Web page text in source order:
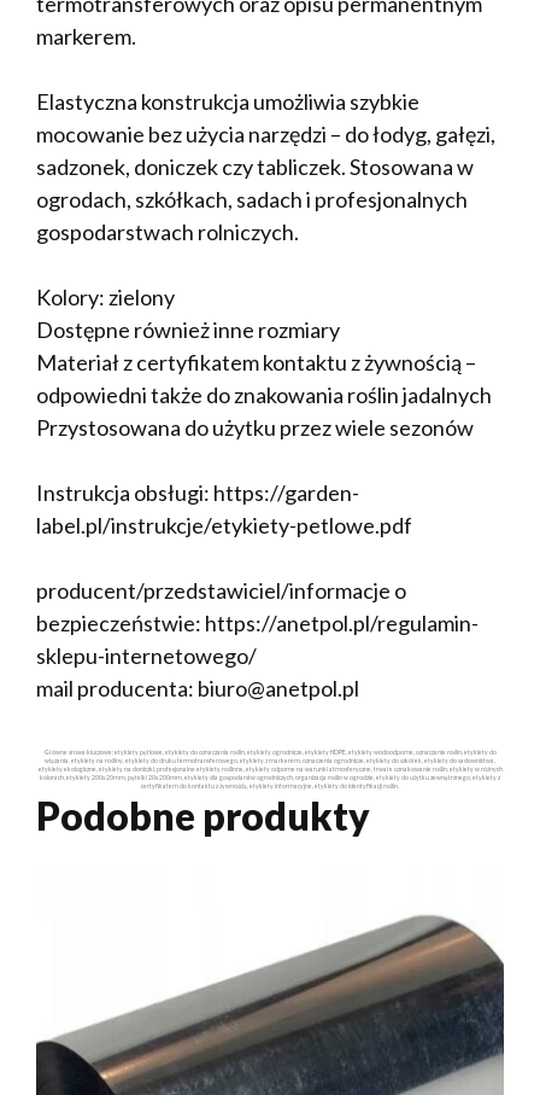
markerem.
Elastyczna konstrukcja umożliwia szybkie
mocowanie bez użycia narzędzi – do łodyg, gałęzi,
sadzonek, doniczek czy tabliczek. Stosowana w
ogrodach, szkółkach, sadach i profesjonalnych
gospodarstwach rolniczych.
Kolory: zielony
Dostępne również inne rozmiary
Materiał z certyfikatem kontaktu z żywnością –
odpowiedni także do znakowania roślin jadalnych
Przystosowana do użytku przez wiele sezonów
Instrukcja obsługi: https://garden-
label.pl/instrukcje/etykiety-petlowe.pdf
producent/przedstawiciel/informacje o
bezpieczeństwie: https://anetpol.pl/regulamin-
sklepu-internetowego/
mail producenta: biuro@anetpol.pl
Główne słowa kluczowe: etykiety pętlowe, etykiety do oznaczania roślin, etykiety ogrodnicze, etykiety HDPE, etykiety wodoodporne, oznaczanie roślin, etykiety do
wiązania, etykiety na rośliny, etykiety do druku termotransferowego, etykiety z markerem, oznaczenia ogrodnicze, etykiety do szkółek, etykiety do sadownictwa,
etykiety ekologiczne, etykiety na doniczki, profesjonalne etykiety roślinne, etykiety odporne na warunki atmosferyczne, trwałe oznakowanie roślin, etykiety w różnych
kolorach, etykiety 200x20mm, pętelki 20x200mm, etykiety dla gospodarstw ogrodniczych, organizacja roślin w ogrodzie, etykiety do użytku zewnętrznego, etykiety z
certyfikatem do kontaktu z żywnością, etykiety informacyjne, etykiety do identyfikacji roślin.
Podobne produkty